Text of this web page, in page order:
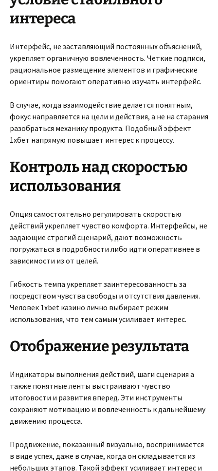
интереса
Интерфейс, не заставляющий постоянных объяснений,
укрепляет органичную вовлеченность. Четкие подписи,
рациональное размещение элементов и графические
ориентиры помогают оперативно изучать интерфейс.
В случае, когда взаимодействие делается понятным,
фокус направляется на цели и действия, а не на старания
разобраться механику продукта. Подобный эффект
1хбет напрямую повышает интерес к процессу.
Контроль над скоростью
использования
Опция самостоятельно регулировать скоростью
действий укрепляет чувство комфорта. Интерфейсы, не
задающие строгий сценарий, дают возможность
погружаться в подробности либо идти оперативнее в
зависимости из от целей.
Гибкость темпа укрепляет заинтересованность за
посредством чувства свободы и отсутствия давления.
Человек 1xbet казино лично выбирает режим
использования, что тем самым усиливает интерес.
Отображение результата
Индикаторы выполнения действий, шаги сценария а
также понятные ленты выстраивают чувство
итоговости и развития вперед. Эти инструменты
сохраняют мотивацию и вовлеченность к дальнейшему
движению процесса.
Продвижение, показанный визуально, воспринимается
в виде успех, даже в случае, когда он складывается из
небольших этапов. Такой эффект усиливает интерес и